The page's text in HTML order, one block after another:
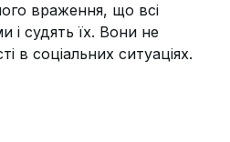
враження, що всі
і судять їх. Вони не
в соціальних ситуаціях.